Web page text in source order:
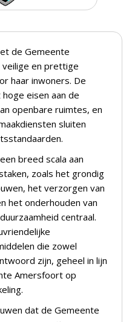
de Gemeente
en prettige
haar inwoners. De
eisen aan de
openbare ruimtes, en
sluiten
breed scala aan
zoals het grondig
het verzorgen van
het onderhouden van
centraal.
die zowel
zijn, geheel in lijn
Amersfoort op
dat de Gemeente